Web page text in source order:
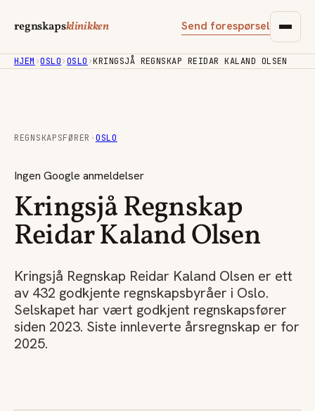
regnskapsklinikken Send forespørsel
HJEM ›OSLO›OSLO ›KRINGSJÅ REGNSKAP REIDAR KALAND OLSEN
REGNSKAPSFØRER ·OSLO
Ingen Google anmeldelser
Kringsjå Regnskap
Reidar Kaland Olsen
Kringsjå Regnskap Reidar Kaland Olsen er ett
av 432 godkjente regnskapsbyråer i Oslo.
Selskapet har vært godkjent regnskapsfører
siden 2023. Siste innleverte årsregnskap er for
2025.